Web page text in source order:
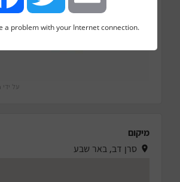
על ידי
מיקום
סרן דב, באר שבע
Twitter Email
a problem with your Internet connection.